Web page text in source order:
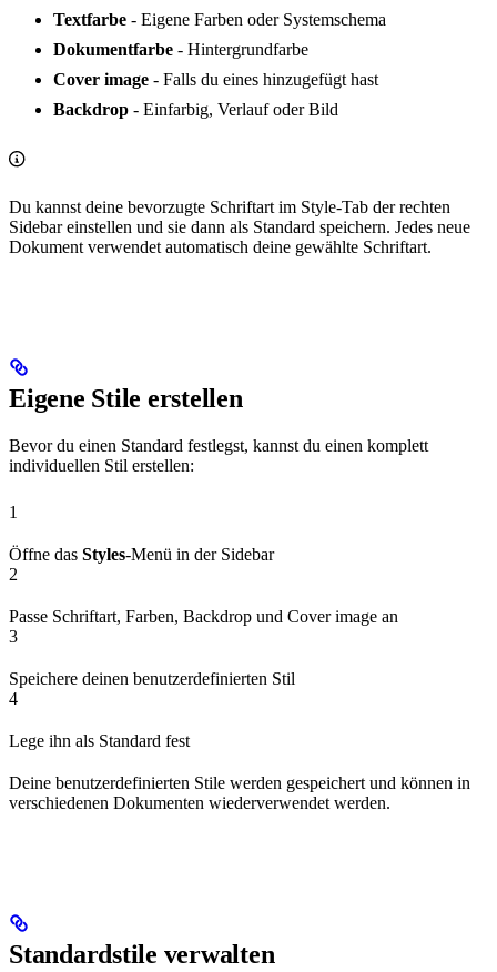
Textfarbe - Eigene Farben oder Systemschema
Dokumentfarbe - Hintergrundfarbe
Cover image - Falls du eines hinzugefügt hast
Backdrop - Einfarbig, Verlauf oder Bild
Du kannst deine bevorzugte Schriftart im Style-Tab der rechten
Sidebar einstellen und sie dann als Standard speichern. Jedes neue
Dokument verwendet automatisch deine gewählte Schriftart.
Eigene Stile erstellen
Bevor du einen Standard festlegst, kannst du einen komplett
individuellen Stil erstellen:
1
Öffne das Styles-Menü in der Sidebar
2
Passe Schriftart, Farben, Backdrop und Cover image an
3
Speichere deinen benutzerdefinierten Stil
4
Lege ihn als Standard fest
Deine benutzerdefinierten Stile werden gespeichert und können in
verschiedenen Dokumenten wiederverwendet werden.
Standardstile verwalten